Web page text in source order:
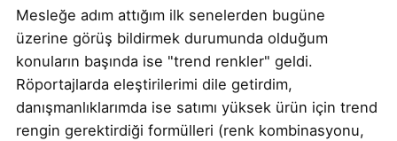
Mesleğe adım attığım ilk senelerden bugüne
üzerine görüş bildirmek durumunda olduğum
konuların başında ise "trend renkler" geldi.
Röportajlarda eleştirilerimi dile getirdim,
danışmanlıklarımda ise satımı yüksek ürün için trend
rengin gerektirdiği formülleri (renk kombinasyonu,